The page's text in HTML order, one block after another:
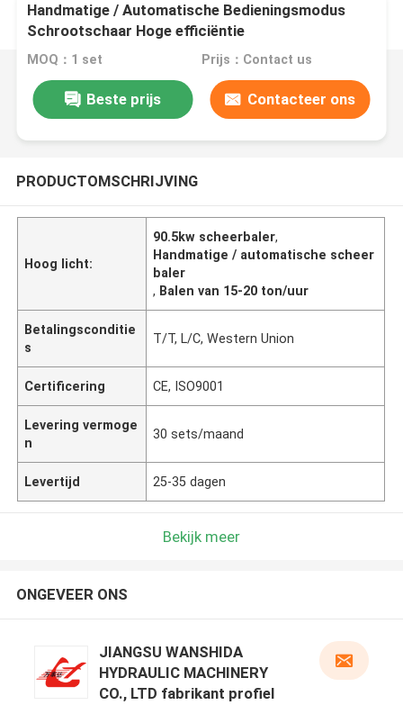
Handmatige / Automatische Bedieningsmodus
Schrootschaar Hoge efficiëntie
MOQ：1 set Prijs：Contact us
Beste prijs Contacteer ons
PRODUCTOMSCHRIJVING
Hoog licht:
90.5kw scheerbaler,
Handmatige / automatische scheer
baler
, Balen van 15-20 ton/uur
Betalingsconditie
s
T/T, L/C, Western Union
Certificering CE, ISO9001
Levering vermoge
n
30 sets/maand
Levertijd 25-35 dagen
Bekijk meer
ONGEVEER ONS
JIANGSU WANSHIDA
HYDRAULIC MACHINERY
CO., LTD fabrikant profiel